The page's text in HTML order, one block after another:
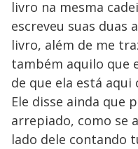
livro na mesma
escreveu suas duas
livro, além de me
também aquilo que
de que ela está aqui
Ele disse ainda que
arrepiado, como se
lado dele contando